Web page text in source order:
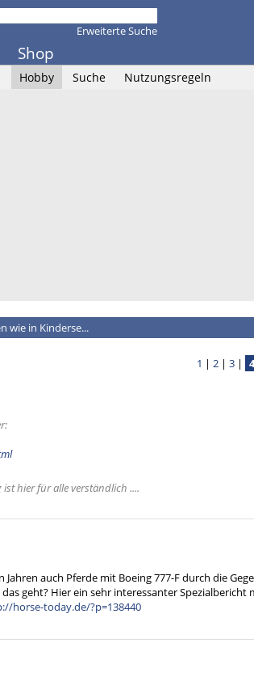
Shop
Erweiterte Suche
Hobby Suche Nutzungsregeln
wie in Kinderse...
1 | 2 | 3 | 4
ist hier für alle verständlich ....
auch Pferde mit Boeing 777-F durch die
geht? Hier ein sehr interessanter Spezialbericht
horse-today.de/?p=138440